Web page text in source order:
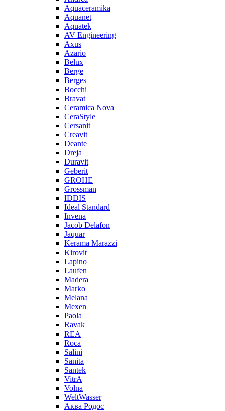
Aquaceramika
Aquanet
Aquatek
AV Engineering
Axus
Azario
Belux
Berge
Berges
Bocchi
Bravat
Ceramica Nova
CeraStyle
Cersanit
Creavit
Deante
Dreja
Duravit
Geberit
GROHE
Grossman
IDDIS
Ideal Standard
Invena
Jacob Delafon
Jaquar
Kerama Marazzi
Kirovit
Lapino
Laufen
Madera
Marko
Melana
Mexen
Paola
Ravak
REA
Roca
Salini
Sanita
Santek
VitrA
Volna
WeltWasser
Аква Родос